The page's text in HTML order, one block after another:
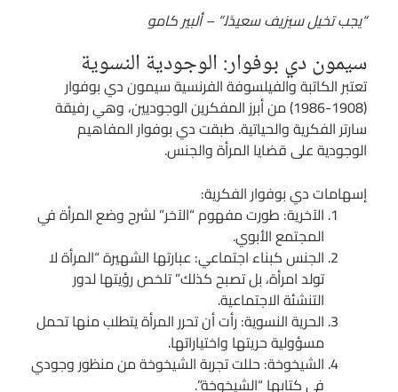
“يجب تخيل سيزيف سعيدًا.” – ألبير كامو
سيمون دي بوفوار: الوجودية النسوية
تعتبر الكاتبة والفيلسوفة الفرنسية سيمون دي بوفوار
(1908-1986) من أبرز المفكرين الوجوديين، وهي رفيقة
سارتر الفكرية والحياتية. طبقت دي بوفوار المفاهيم
الوجودية على قضايا المرأة والجنس.
إسهامات دي بوفوار الفكرية:
الآخرية: طورت مفهوم “الآخر” لشرح وضع المرأة في
المجتمع الأبوي.
الجنس كبناء اجتماعي: عبارتها الشهيرة “المرأة لا
تولد امرأة، بل تصبح كذلك” تلخص رؤيتها لدور
التنشئة الاجتماعية.
الحرية النسوية: رأت أن تحرر المرأة يتطلب منها تحمل
مسؤولية حريتها واختياراتها.
الشيخوخة: حللت تجربة الشيخوخة من منظور وجودي
في كتابها “الشيخوخة”.